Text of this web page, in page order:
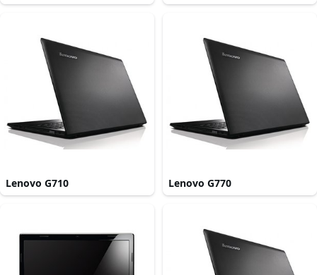
Lenovo G710 Lenovo G770